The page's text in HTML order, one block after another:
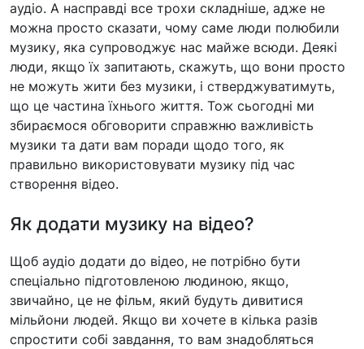
аудіо. А насправді все трохи складніше, адже не
можна просто сказати, чому саме люди полюбили
музику, яка супроводжує нас майже всюди. Деякі
люди, якщо їх запитають, скажуть, що вони просто
не можуть жити без музики, і стверджуватимуть,
що це частина їхнього життя. Тож сьогодні ми
збираємося обговорити справжню важливість
музики та дати вам поради щодо того, як
правильно використовувати музику під час
створення відео.
Як додати музику на відео?
Щоб аудіо додати до відео, не потрібно бути
спеціально підготовленою людиною, якщо,
звичайно, це не фільм, який будуть дивитися
мільйони людей. Якщо ви хочете в кілька разів
спростити собі завдання, то вам знадобляться